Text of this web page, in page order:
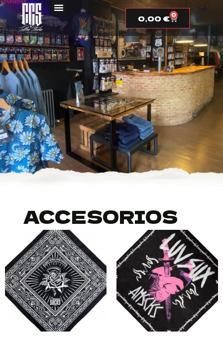
0,00€ 0
ACCESORIOS